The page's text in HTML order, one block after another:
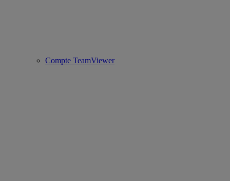
Compte TeamViewer